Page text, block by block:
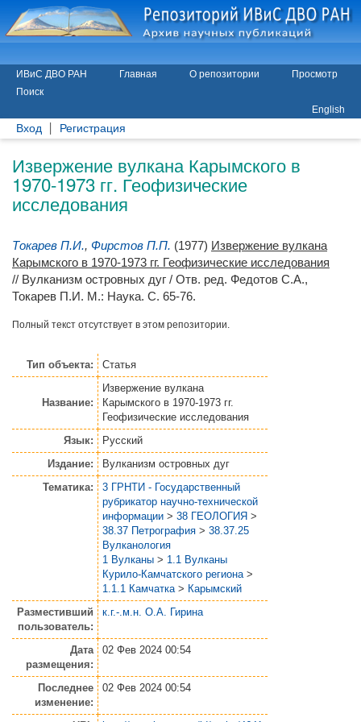
ИВиС ДВО РАН Главная О репозитории
Просмотр
Поиск
English
Вход Регистрация
Извержение вулкана Карымского в
1970-1973 гг. Геофизические
исследования
Токарев П.И., Фирстов П.П. (1977) Извержение вулкана
Карымского в 1970-1973 гг. Геофизические исследования
// Вулканизм островных дуг / Отв. ред. Федотов С.А.,
Токарев П.И. М.: Наука. С. 65-76.
Полный текст отсутствует в этом репозитории.
Тип объекта: Статья
Название:
Извержение вулкана
Карымского в 1970-1973 гг.
Геофизические исследования
Язык:
Русский
Издание:
Вулканизм островных дуг
Тематика:
3 ГРНТИ - Государственный
рубрикатор научно-технической
информации > 38 ГЕОЛОГИЯ >
38.37 Петрография > 38.37.25
Вулканология
1 Вулканы > 1.1 Вулканы
Курило-Камчатского региона >
1.1.1 Камчатка > Карымский
Разместивший
пользователь:
к.г.-.м.н. О.А. Гирина
Дата
размещения:
02 Фев 2024 00:54
Последнее
изменение:
02 Фев 2024 00:54